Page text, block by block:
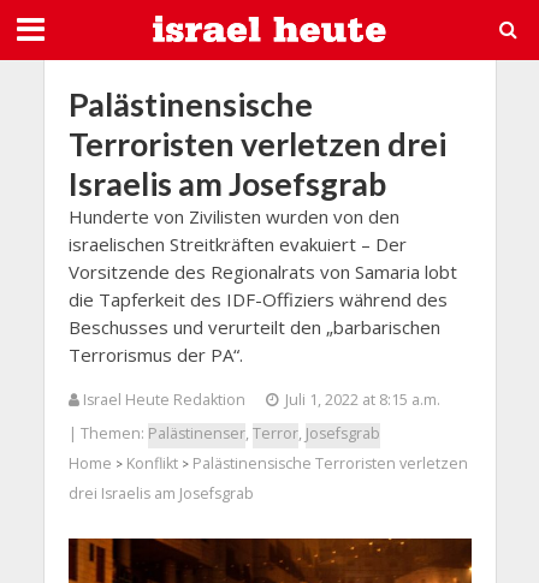
Palästinensische
Terroristen verletzen drei
Israelis am Josefsgrab
Hunderte von Zivilisten wurden von den
israelischen Streitkräften evakuiert – Der
Vorsitzende des Regionalrats von Samaria lobt
die Tapferkeit des IDF-Offiziers während des
Beschusses und verurteilt den „barbarischen
Terrorismus der PA“.
Israel Heute Redaktion
Juli 1, 2022 at 8:15 a.m.
| Themen: Palästinenser, Terror, Josefsgrab
Home > Konflikt> Palästinensische Terroristen verletzen
drei Israelis am Josefsgrab